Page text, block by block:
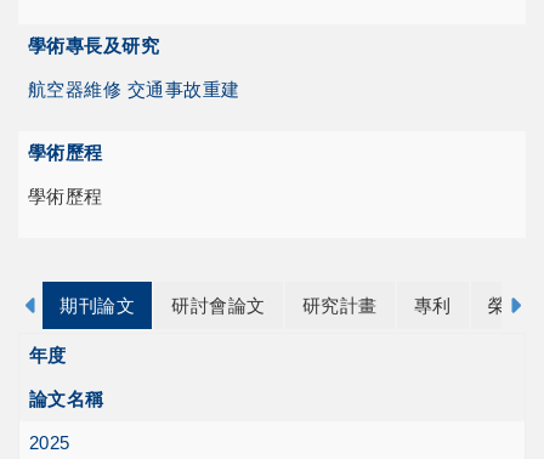
學術專長及研究
航空器維修 交通事故重建
學術歷程
學術歷程
期刊論文 研討會論文 研究計畫 專利 榮譽
年度
論文名稱
2025